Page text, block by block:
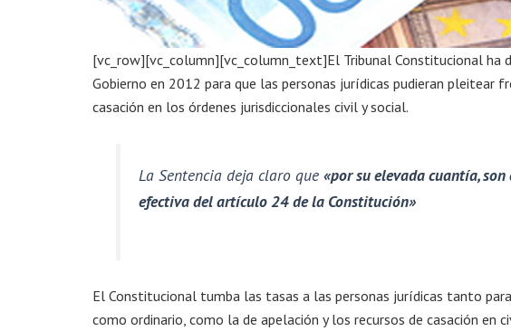
[vc_row][vc_column][vc_column_text]El Tribunal Constitucional ha
Gobierno en 2012 para que las personas jurídicas pudieran pleitear
casación en los órdenes jurisdiccionales civil y social.
La Sentencia deja claro que«por su elevada cuantía,
efectiva del artículo 24 de la Constitución»
El Constitucional tumba las tasas a las personas jurídicas tanto
como ordinario, como la de apelación y los recursos de casación